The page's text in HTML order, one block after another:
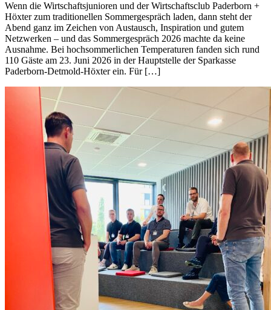
Wenn die Wirtschaftsjunioren und der Wirtschaftsclub Paderborn +
Höxter zum traditionellen Sommergespräch laden, dann steht der
Abend ganz im Zeichen von Austausch, Inspiration und gutem
Netzwerken – und das Sommergespräch 2026 machte da keine
Ausnahme. Bei hochsommerlichen Temperaturen fanden sich rund
110 Gäste am 23. Juni 2026 in der Hauptstelle der Sparkasse
Paderborn-Detmold-Höxter ein. Für […]